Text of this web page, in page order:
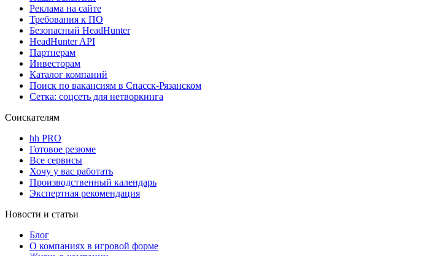
Реклама на сайте
Требования к ПО
Безопасный HeadHunter
HeadHunter API
Партнерам
Инвесторам
Каталог компаний
Поиск по вакансиям в Спасск-Рязанском
Сетка: соцсеть для нетворкинга
Соискателям
hh PRO
Готовое резюме
Все сервисы
Хочу у вас работать
Производственный календарь
Экспертная рекомендация
Новости и статьи
Блог
О компаниях в игровой форме